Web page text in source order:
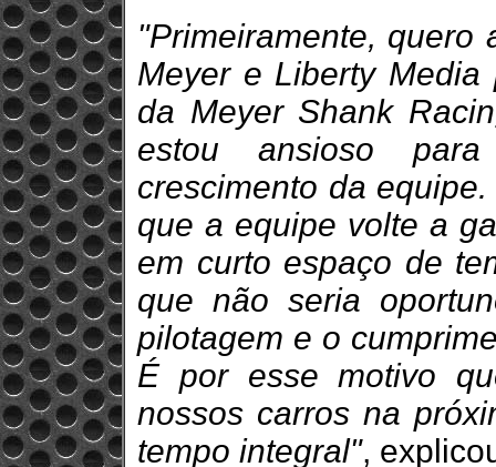
"Primeiramente, quero
Meyer e Liberty
da Meyer Shank
estou ansioso
crescimento da
que a equipe volte a
em curto espaço de
que não seria
pilotagem e o
É por esse motivo
nossos carros na
tempo integral",